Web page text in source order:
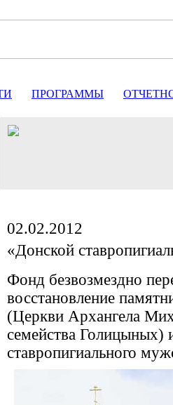
ПРОГРАММЫ
02.02.2012
«Донской
Фонд безвозмездно
восстановление
(Церкви Архангела
семейства Голицыных)
ставропигиального